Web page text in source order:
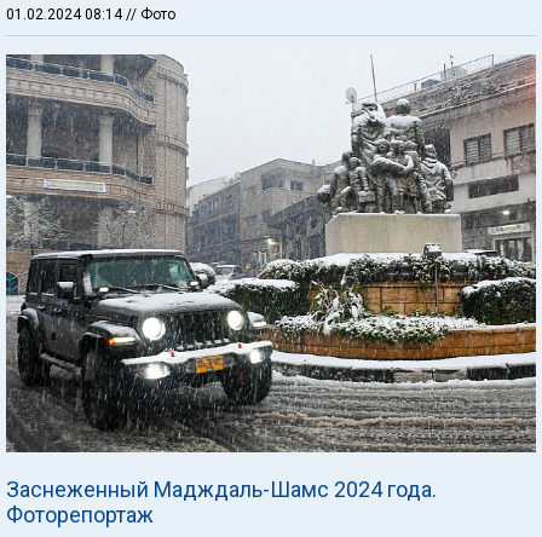
01.02.2024 08:14// Фото
Заснеженный Мадждаль-Шамс 2024 года.
Фоторепортаж